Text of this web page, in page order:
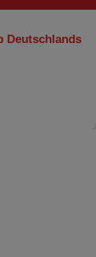
Deutschlands